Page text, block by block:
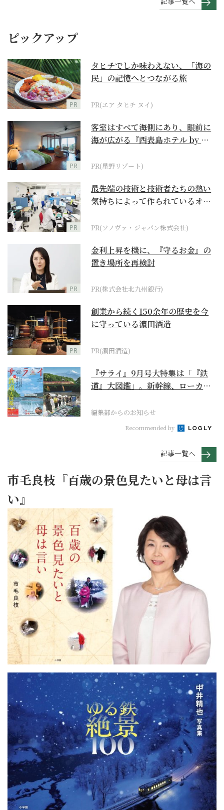
ピックアップ
PR
タヒチでしか味わえない、「海の
民」の記憶へとつながる旅
PR(エア タヒチ ヌイ)
PR
客室はすべて海側にあり、眼前に
海が広がる『西表島ホテル by 星
PR(星野リゾート)
PR
最先端の技術と技術者たちの熱い
気持ちによって作られているオー
PR(ソノヴァ・ジャパン株式会社)
PR
金利上昇を機に、『守るお金』の
置き場所を再検討
PR(株式会社北九州銀行)
PR
創業から続く150余年の歴史を今
に守っている濵田酒造
PR(濵田酒造)
『サライ』9月号大特集は「『鉄
道』大図鑑」。新幹線、ローカル
編集部からのお知らせ
Recommended by
記事一覧へ
市毛良枝『百歳の景色見たいと母は言
い』